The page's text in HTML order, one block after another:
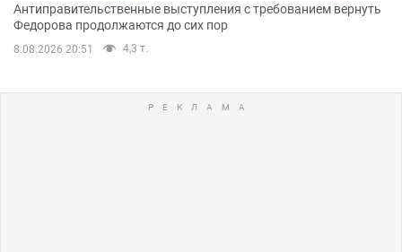
Антиправительственные выступления с требованием вернуть
Федорова продолжаются до сих пор
8.08.2026 20:51 4,3 т.